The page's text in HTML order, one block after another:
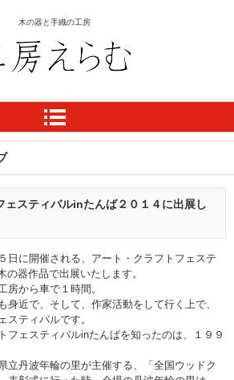
木の器と手織の工房
ェスティバルinたんば２０１４に出展し
日に開催される、 アート・クラフトフェステ
の器作品で出展いたします。
房から車で１時間。
身近で、そして、作家活動をして行く上で、
スティバルです。
フェスティバルinたんばを知ったのは、１９９
立丹波年輪の里が主催する、「全国ウッドク